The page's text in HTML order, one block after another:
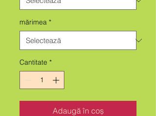
mărimea *
Cantitate *
Adaugă în coș